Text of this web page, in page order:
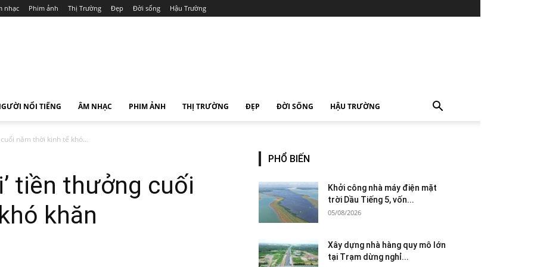
nhạc Phim ảnh Thị Trường Đẹp Đời sống Hậu Trường
NỔI TIẾNG ÂM NHẠC PHIM ẢNH THỊ TRƯỜNG ĐẸP ĐỜI SỐNG HẬU TRƯỜNG
năm thời kinh tế khó...
tiền thưởng cuối
khăn
PHỔ BIẾN
Khởi công nhà máy điện mặt
trời Dầu Tiếng 5, vốn...
05/08/2026
Xây dựng nhà hàng quy mô lớn
tại Trạm dừng nghỉ...